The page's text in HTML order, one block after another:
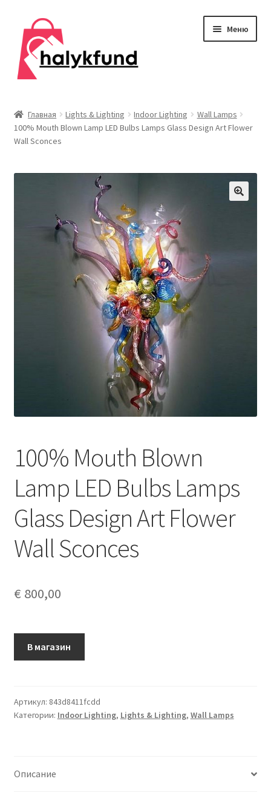
Перейти
навигации
Перейти
содержимому
Меню
меню
Главная
Дом и сад
Главная Lights & Lighting Indoor Lighting
Wall Lamps
100% Mouth Blown Lamp LED Bulbs Lamps Glass Design Art Flower
Wall Sconces
100% Mouth Blown
Lamp LED Bulbs Lamps
Glass Design Art Flower
Wall Sconces
€ 800,00
В магазин
Артикул: 843d8411fcdd
Категории: Indoor Lighting, Lights & Lighting, Wall Lamps
Описание